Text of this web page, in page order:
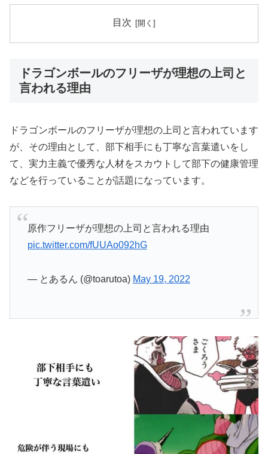
目次
ドラゴンボールのフリーザが理想の上司と
言われる理由
ドラゴンボールのフリーザが理想の上司と言われています
が、その理由として、部下相手にも丁寧な言葉遣いをし
て、実力主義で優秀な人材をスカウトして部下の健康管理
などを行っていることが話題になっています。
原作フリーザが理想の上司と言われる理由
pic.twitter.com/fUUAo092hG
— とあるん (@toarutoa) May 19, 2022